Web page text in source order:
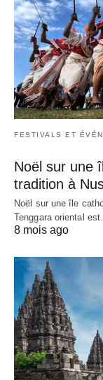
FESTIVALS ET
Noël sur une
tradition à
Noël sur une île
Tenggara oriental
8 mois ago